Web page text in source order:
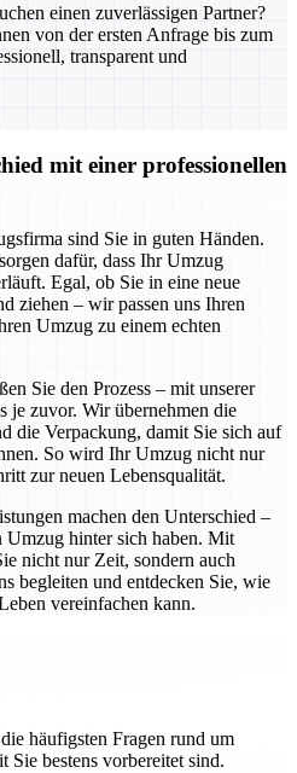
einen zuverlässigen Partner?
von der ersten Anfrage bis zum
transparent und
mit einer professionellen
sind Sie in guten Händen.
dafür, dass Ihr Umzug
Egal, ob Sie in eine neue
ziehen – wir passen uns Ihren
Umzug zu einem echten
Sie den Prozess – mit unserer
je zuvor. Wir übernehmen die
die Verpackung, damit Sie sich auf
So wird Ihr Umzug nicht nur
zur neuen Lebensqualität.
machen den Unterschied –
Umzug hinter sich haben. Mit
nicht nur Zeit, sondern auch
begleiten und entdecken Sie, wie
vereinfachen kann.
häufigsten Fragen rund um
Sie bestens vorbereitet sind.